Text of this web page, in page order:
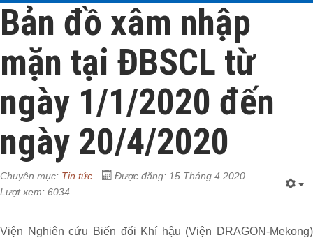
Bản đồ xâm nhập
mặn tại ĐBSCL từ
ngày 1/1/2020 đến
ngày 20/4/2020
Chuyên mục: Tin tức
Được đăng: 15 Tháng 4 2020
Lượt xem: 6034
Viện Nghiên cứu Biến đổi Khí hậu (Viện DRAGON-Mekong)